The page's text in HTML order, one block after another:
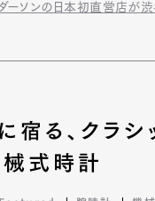
ーソンの日本初直営店が
宿る、クラ
式時計